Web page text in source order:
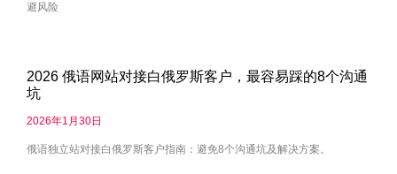
避风险
2026 俄语网站对接白俄罗斯客户，最容易踩的8个沟通
坑
2026年1月30日
俄语独立站对接白俄罗斯客户指南：避免8个沟通坑及解决方案。